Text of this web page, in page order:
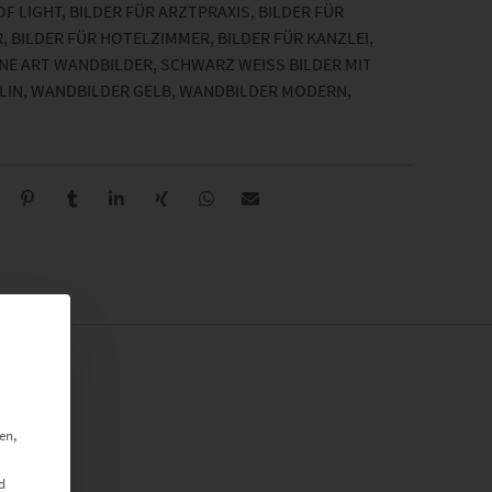
LIGHT, BILDER FÜR ARZTPRAXIS, BILDER FÜR
, BILDER FÜR HOTELZIMMER, BILDER FÜR KANZLEI,
ART WANDBILDER, SCHWARZ WEISS BILDER MIT F
, WANDBILDER GELB, WANDBILDER MODERN,